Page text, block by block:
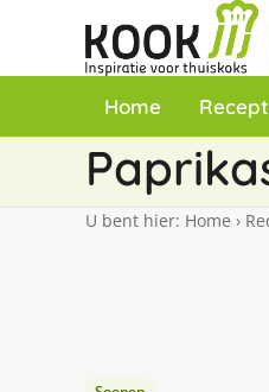
Home
U bent hier: Home ›